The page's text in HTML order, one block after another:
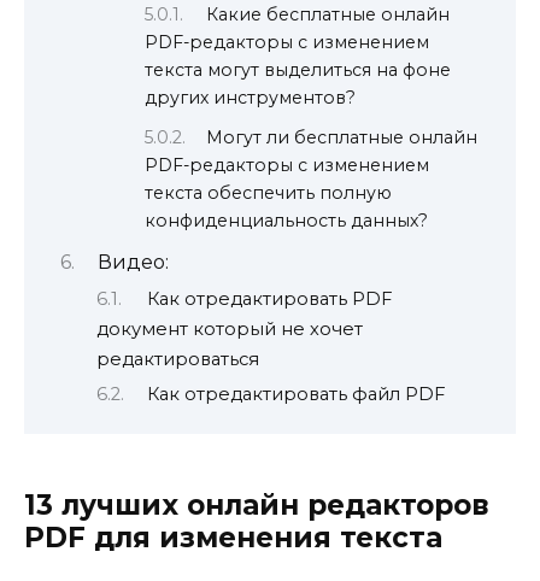
Какие бесплатные онлайн
PDF-редакторы с изменением
текста могут выделиться на фоне
других инструментов?
Могут ли бесплатные онлайн
PDF-редакторы с изменением
текста обеспечить полную
конфиденциальность данных?
Видео:
Как отредактировать PDF
документ который не хочет
редактироваться
Как отредактировать файл PDF
13 лучших онлайн редакторов
PDF для изменения текста